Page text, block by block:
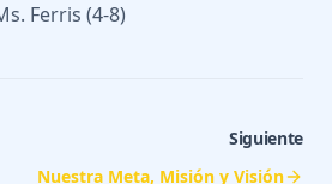
Ferris (4-8)
Siguiente
Nuestra Meta, Misión y Visión